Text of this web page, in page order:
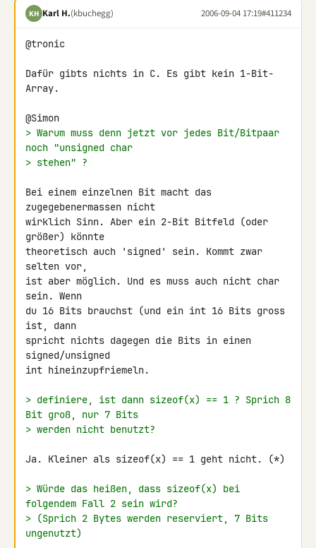
KH Karl H.(kbuchegg) 2006-09-04 17:19#411234
@tronic
Dafür gibts nichts in C. Es gibt kein 1-Bit-
Array.
> Warum muss denn jetzt vor jedes Bit/Bitpaar
noch "unsigned char
> stehen" ?
Bei einem einzelnen Bit macht das
zugegebenermassen nicht
wirklich Sinn. Aber ein 2-Bit Bitfeld (oder
größer) könnte
theoretisch auch 'signed' sein. Kommt zwar
selten vor,
ist aber möglich. Und es muss auch nicht char
sein. Wenn
du 16 Bits brauchst (und ein int 16 Bits gross
ist, dann
spricht nichts dagegen die Bits in einen
signed/unsigned
int hineinzupfriemeln.
> definiere, ist dann sizeof(x) == 1 ? Sprich 8
Bit groß, nur 7 Bits
> werden nicht benutzt?
Ja. Kleiner als sizeof(x) == 1 geht nicht. (*)
> Würde das heißen, dass sizeof(x) bei
folgendem Fall 2 sein wird?
> (Sprich 2 Bytes werden reserviert, 7 Bits
ungenutzt)